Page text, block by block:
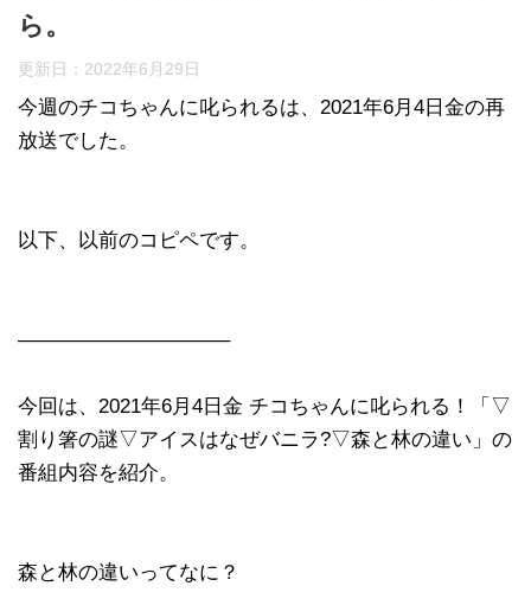
ら。
更新日： 2022年6月29日
今週のチコちゃんに叱られるは、2021年6月4日金の再
放送でした。
以下、以前のコピペです。
——————————–
今回は、2021年6月4日金 チコちゃんに叱られる！「▽
割り箸の謎▽アイスはなぜバニラ?▽森と林の違い」の
番組内容を紹介。
森と林の違いってなに？